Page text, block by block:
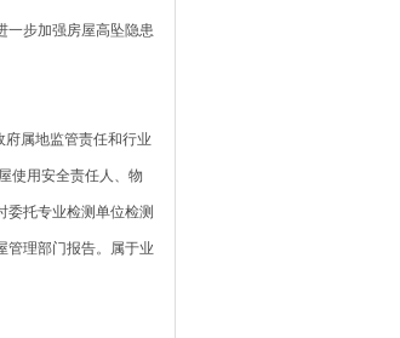
步加强房屋高坠隐患
属地监管责任和行业
使用安全责任人、物
委托专业检测单位检测
管理部门报告。属于业